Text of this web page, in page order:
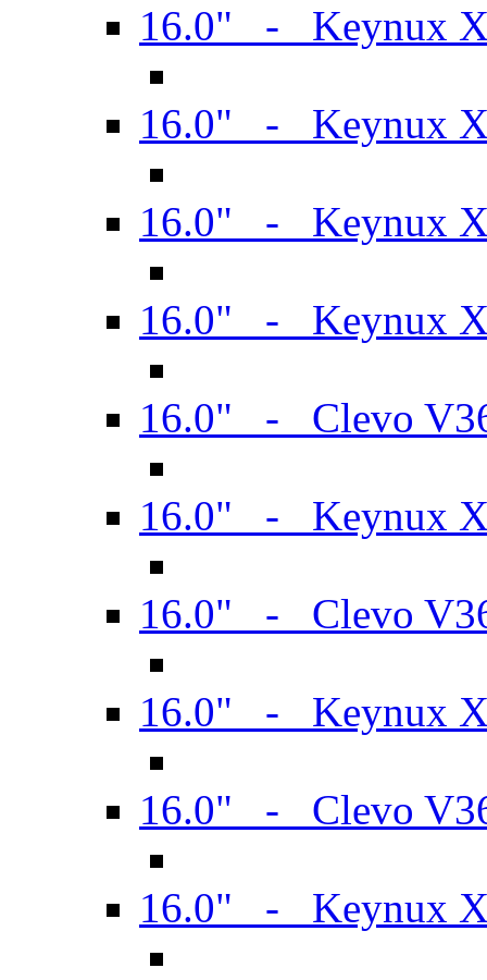
16.0" - Keynux
16.0" - Keynux
16.0" - Keynux
16.0" - Keynux
16.0" - Clevo
16.0" - Keynux
16.0" - Clevo
16.0" - Keynux
16.0" - Clevo
16.0" - Keynux